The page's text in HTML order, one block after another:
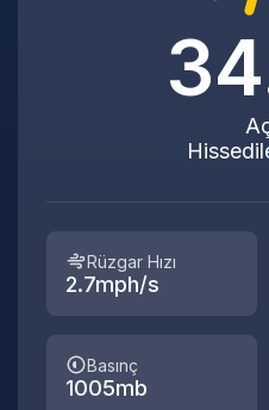
Rüzgar Hızı
2.7mph/s
Basınç
1005mb